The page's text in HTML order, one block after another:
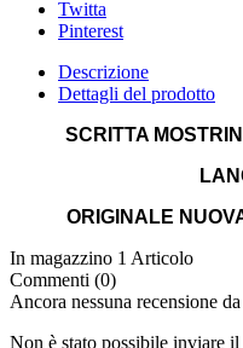
Twitta
Pinterest
Descrizione
Dettagli del prodotto
SCRITTA
ORIGINALE
In magazzino 1 Articolo
Commenti (0)
Ancora nessuna recensione
Non è stato possibile inviare